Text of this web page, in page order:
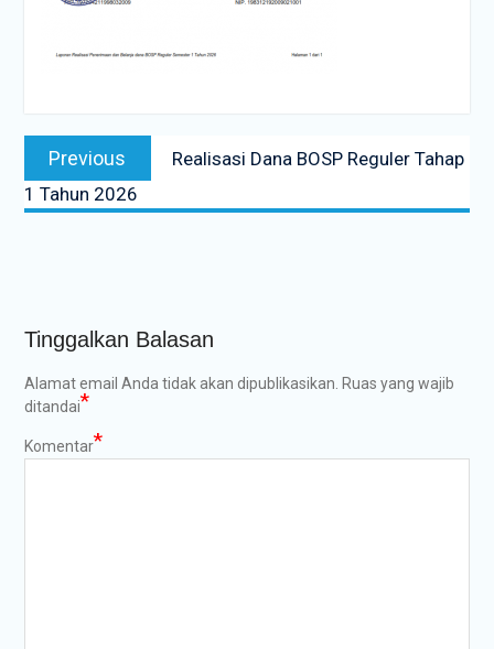
Navigasi
posPrevious
post:
Realisasi Dana BOSP Reguler Tahap
1 Tahun 2026
Tinggalkan Balasan
Alamat email Anda tidak akan dipublikasikan. Ruas yang wajib
ditandai*
Komentar*